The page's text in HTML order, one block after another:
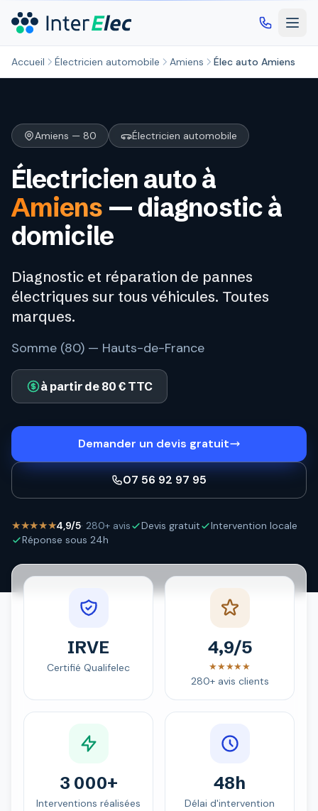
Accueil Électricien automobile Amiens Élec auto Amiens
Amiens — 80 Électricien automobile
Électricien auto à
Amiens — diagnostic à
domicile
Diagnostic et réparation de pannes
électriques sur tous véhicules. Toutes
marques.
Somme (80) — Hauts-de-France
à partir de 80 € TTC
Demander un devis gratuit
07 56 92 97 95
★★★★★4,9/5· 280+ avis Devis gratuit
Intervention locale
Réponse sous 24h
IRVE
Certifié Qualifelec
4,9/5
★★★★★
280+ avis clients
3 000+
Interventions réalisées
48h
Délai d'intervention